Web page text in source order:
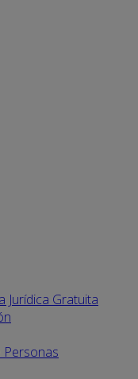
Jurídica Gratuita
Personas